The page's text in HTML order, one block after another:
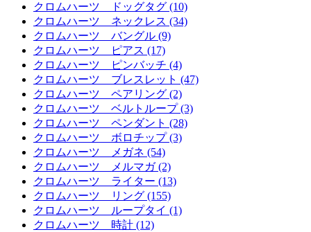
クロムハーツ ドッグタグ (10)
クロムハーツ ネックレス (34)
クロムハーツ バングル (9)
クロムハーツ ピアス (17)
クロムハーツ ピンバッチ (4)
クロムハーツ ブレスレット (47)
クロムハーツ ペアリング (2)
クロムハーツ ベルトループ (3)
クロムハーツ ペンダント (28)
クロムハーツ ボロチップ (3)
クロムハーツ メガネ (54)
クロムハーツ メルマガ (2)
クロムハーツ ライター (13)
クロムハーツ リング (155)
クロムハーツ ループタイ (1)
クロムハーツ 時計 (12)